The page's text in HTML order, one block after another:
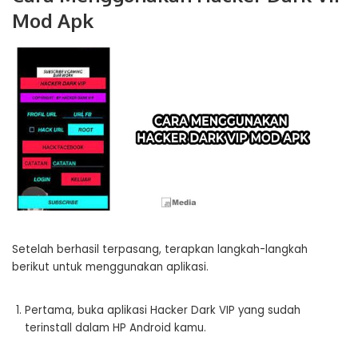
Mod Apk
Setelah berhasil terpasang, terapkan langkah-langkah
berikut untuk menggunakan aplikasi.
Pertama, buka aplikasi Hacker Dark VIP yang sudah
terinstall dalam HP Android kamu.